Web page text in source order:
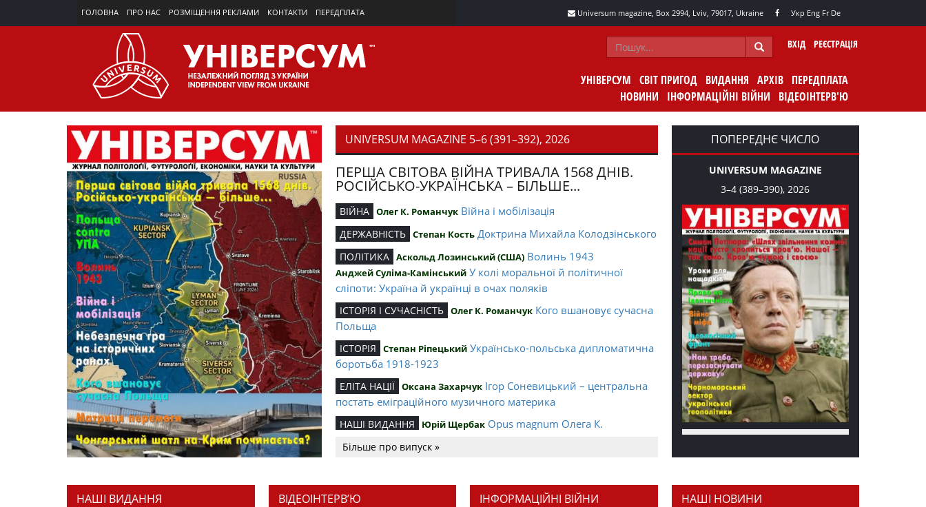
ГОЛОВНА ПРО НАС РОЗМІЩЕННЯ РЕКЛАМИ КОНТАКТИ ПЕРЕДПЛАТА Universum magazine, Box 2994, Lviv, 79017, Ukraine Укр Eng FrDe
ВХІД РЕЄСТРАЦІЯ
УНІВЕРСУМ СВІТ ПРИГОД ВИДАННЯ АРХІВ ПЕРЕДПЛАТА
НОВИНИ
ІНФОРМАЦІЙНІ ВІЙНИ ВІДЕОІНТЕРВ'Ю
UNIVERSUM MAGAZINE 5–6 (391–392), 2026
ПЕРША СВІТОВА ВІЙНА ТРИВАЛА 1568 ДНІВ.
РОСІЙСЬКО-УКРАЇНСЬКА – БІЛЬШЕ...
ВІЙНА Олег К. Романчук Війна і мобілізація
ДЕРЖАВНІСТЬ Степан Кость Доктрина Михайла Колодзінського
ПОЛІТИКА Аскольд Лозинський (США) Волинь 1943
Анджей Суліма-Камінський У колі моральної й політичної
сліпоти: Україна й українці в очах поляків
ІСТОРІЯ І СУЧАСНІСТЬ Олег К. Романчук Кого вшановує сучасна
Польща
ІСТОРІЯ Степан Ріпецький Українсько-польська дипломатична
боротьба 1918-1923
ЕЛІТА НАЦІЇ Оксана Захарчук Ігор Соневицький – центральна
постать еміграційного музичного материка
НАШІ ВИДАННЯ Юрій Щербак Opus magnum Олега К.
Романчука
СЛОВО РЕДАКЦІЙНЕ Олег К. Романчук Журавель і синиця як
Більше про випуск »
ПОПЕРЕДНЄ ЧИСЛО
UNIVERSUM MAGAZINE
3–4 (389–390), 2026
НАШІ ВИДАННЯ ВІДЕОІНТЕРВ’Ю ІНФОРМАЦІЙНІ ВІЙНИ НАШІ НОВИНИ